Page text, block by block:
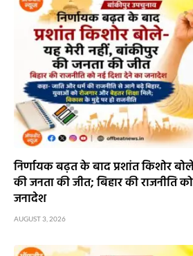
निर्णायक बढ़त के बाद प्रशांत किशोर
की जनता की जीत; बिहार की राजनीति
जनादेश
AUGUST 3, 2026